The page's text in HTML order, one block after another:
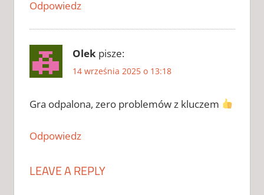
FARMING
25 ZAPYTAJ
FARMING
SIMULATOR
25
FARMING
25
CHOMIKUJ
Odpowiedz
Olek pisze:
14 września 2025 o 13:18
Gra odpalona, zero problemów z kluczem
Odpowiedz
LEAVE A REPLY